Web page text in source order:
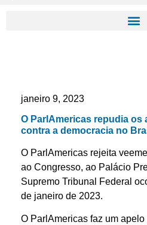
janeiro 9, 2023
O ParlAmericas repudia os
contra a democracia no
O ParlAmericas rejeita
ao Congresso, ao Palácio
Supremo Tribunal Federal
de janeiro de 2023.
O ParlAmericas faz um